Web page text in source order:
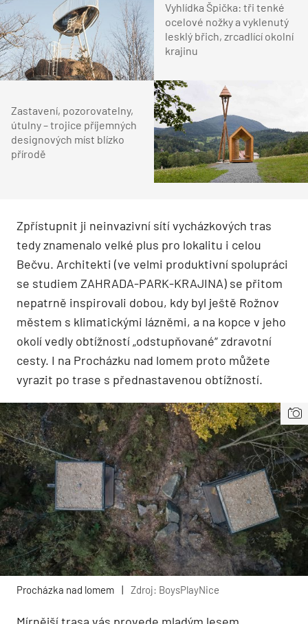
Vyhlídka Špička: tři tenké
ocelové nožky a vyklenutý
lesklý břich, zrcadlící okolní
krajinu
Zastavení, pozorovatelny,
útulny – trojice příjemných
designových míst blízko
přírodě
Zpřístupnit ji neinvazivní sítí vycházkových tras
tedy znamenalo velké plus pro lokalitu i celou
Bečvu. Architekti (ve velmi produktivní spolupráci
se studiem ZAHRADA-PARK-KRAJINA) se přitom
nepatrně inspirovali dobou, kdy byl ještě Rožnov
městem s klimatickými lázněmi, a na kopce v jeho
okolí vedly obtížností „odstupňované“ zdravotní
cesty. I na Procházku nad lomem proto můžete
vyrazit po trase s přednastavenou obtížností.
Procházka nad lomem | Zdroj: BoysPlayNice